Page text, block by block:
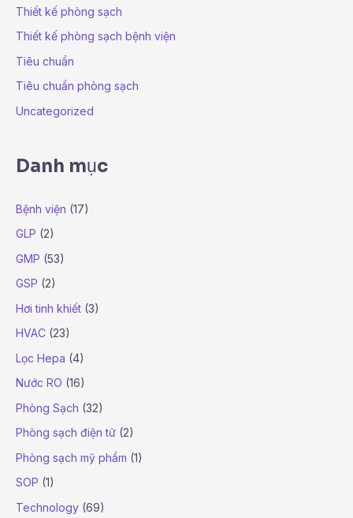
Thiết kế phòng sạch
Thiết kế phòng sạch bệnh viện
Tiêu chuẩn
Tiêu chuẩn phòng sạch
Uncategorized
Danh mục
Bệnh viện (17)
GLP (2)
GMP (53)
GSP (2)
Hơi tinh khiết (3)
HVAC (23)
Lọc Hepa (4)
Nước RO (16)
Phòng Sạch (32)
Phòng sạch điện tử (2)
Phòng sạch mỹ phẩm (1)
SOP (1)
Technology (69)